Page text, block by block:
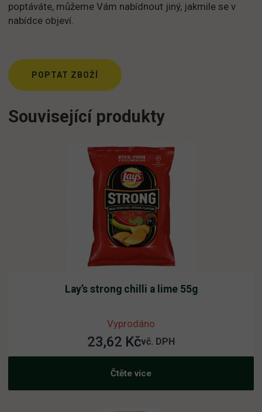
poptáváte, můžeme Vám nabídnout jiný, jakmile se v
nabídce objeví.
POPTAT ZBOŽÍ
Související produkty
Lay’s strong chilli a lime 55g
Vyprodáno
23,62 Kčvč. DPH
Čtěte více